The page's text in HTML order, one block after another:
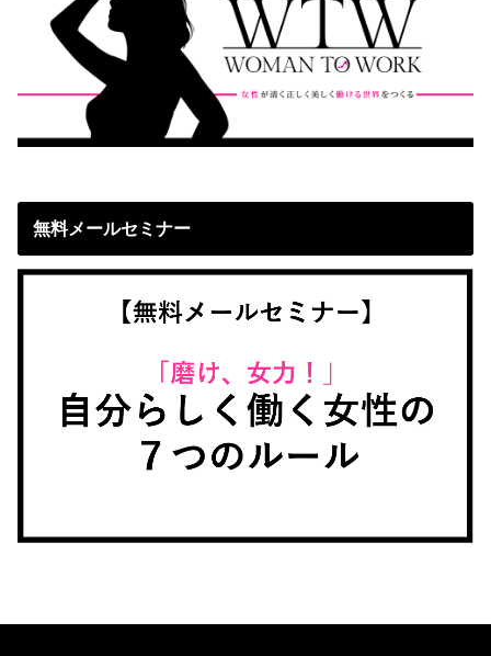
無料メールセミナー